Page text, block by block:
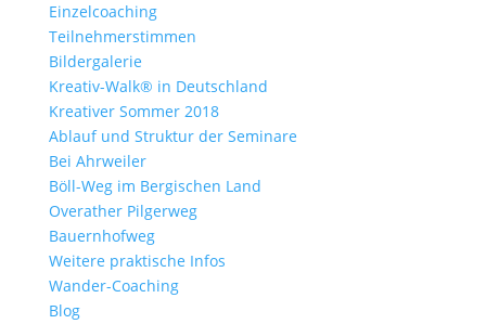
Einzelcoaching
Teilnehmerstimmen
Bildergalerie
Kreativ-Walk® in Deutschland
Kreativer Sommer 2018
Ablauf und Struktur der Seminare
Bei Ahrweiler
Böll-Weg im Bergischen Land
Overather Pilgerweg
Bauernhofweg
Weitere praktische Infos
Wander-Coaching
Blog